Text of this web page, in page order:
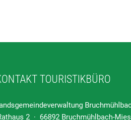
TOURISTIKBÜRO
2 · 66892 Bruchmühlbach-